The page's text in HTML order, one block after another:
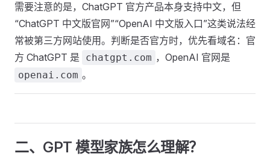
需要注意的是，ChatGPT 官方产品本身支持中文，但
“ChatGPT 中文版官网”“OpenAI 中文版入口”这类说法经
常被第三方网站使用。判断是否官方时，优先看域名：官
方 ChatGPT 是
chatgpt.com ，OpenAI 官网是
openai.com 。
二、GPT 模型家族怎么理解？